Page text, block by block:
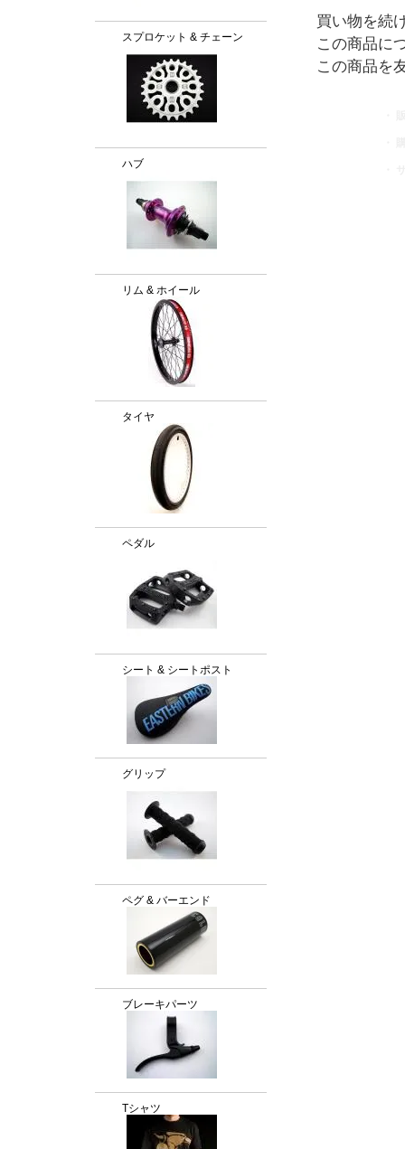
スプロケット & チェーン
ハブ
リム & ホイール
タイヤ
ペダル
シート & シートポスト
グリップ
ペグ & バーエンド
ブレーキパーツ
Tシャツ
買い物を続
この商品に
この商品を